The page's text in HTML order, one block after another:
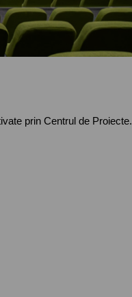
prin Centrul de Proiecte.